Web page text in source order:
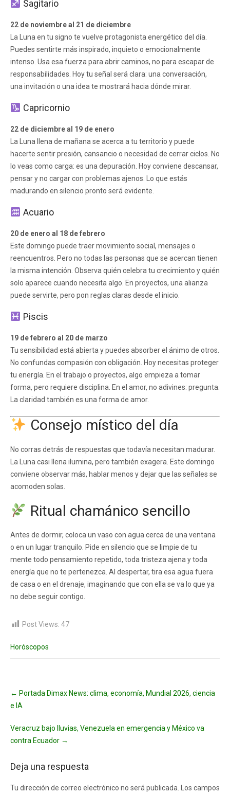
Sagitario
22 de noviembre al 21 de diciembre
La Luna en tu signo te vuelve protagonista energético del día.
Puedes sentirte más inspirado, inquieto o emocionalmente
intenso. Usa esa fuerza para abrir caminos, no para escapar de
responsabilidades. Hoy tu señal será clara: una conversación,
una invitación o una idea te mostrará hacia dónde mirar.
Capricornio
22 de diciembre al 19 de enero
La Luna llena de mañana se acerca a tu territorio y puede
hacerte sentir presión, cansancio o necesidad de cerrar ciclos. No
lo veas como carga: es una depuración. Hoy conviene descansar,
pensar y no cargar con problemas ajenos. Lo que estás
madurando en silencio pronto será evidente.
Acuario
20 de enero al 18 de febrero
Este domingo puede traer movimiento social, mensajes o
reencuentros. Pero no todas las personas que se acercan tienen
la misma intención. Observa quién celebra tu crecimiento y quién
solo aparece cuando necesita algo. En proyectos, una alianza
puede servirte, pero pon reglas claras desde el inicio.
Piscis
19 de febrero al 20 de marzo
Tu sensibilidad está abierta y puedes absorber el ánimo de otros.
No confundas compasión con obligación. Hoy necesitas proteger
tu energía. En el trabajo o proyectos, algo empieza a tomar
forma, pero requiere disciplina. En el amor, no adivines: pregunta.
La claridad también es una forma de amor.
Consejo místico del día
No corras detrás de respuestas que todavía necesitan madurar.
La Luna casi llena ilumina, pero también exagera. Este domingo
conviene observar más, hablar menos y dejar que las señales se
acomoden solas.
Ritual chamánico sencillo
Antes de dormir, coloca un vaso con agua cerca de una ventana
o en un lugar tranquilo. Pide en silencio que se limpie de tu
mente todo pensamiento repetido, toda tristeza ajena y toda
energía que no te pertenezca. Al despertar, tira esa agua fuera
de casa o en el drenaje, imaginando que con ella se va lo que ya
no debe seguir contigo.
Post Views: 47
Horóscopos
navigation
← Portada Dimax News: clima, economía, Mundial 2026, ciencia
e IA
Veracruz bajo lluvias, Venezuela en emergencia y México va
contra Ecuador →
Deja una respuesta
Tu dirección de correo electrónico no será publicada.
Los campos